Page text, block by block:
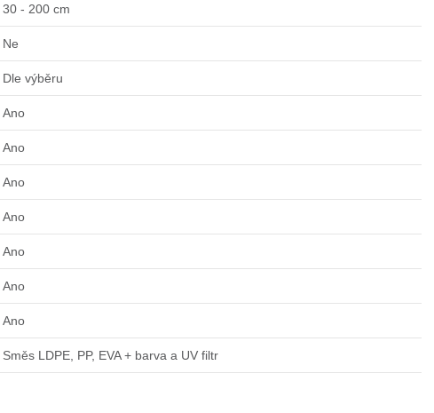
30 - 200 cm
Ne
Dle výběru
Ano
Ano
Ano
Ano
Ano
Ano
Ano
Směs LDPE, PP, EVA + barva a UV filtr